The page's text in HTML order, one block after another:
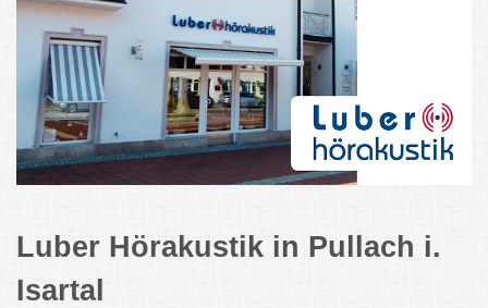
Luber Hörakustik in Pullach i.
Isartal